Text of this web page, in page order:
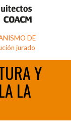
DE
jurado
Y
LA